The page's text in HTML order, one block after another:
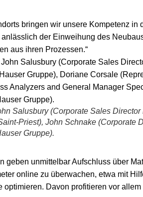
bringen wir unsere Kompetenz
der Einweihung des
aus ihren Prozessen.“
Salusbury (Corporate Sales
Priest), John Schnake (Corporate
Gruppe).
geben unmittelbar Aufschluss über
online zu überwachen, etwa mit
optimieren. Davon profitieren vor